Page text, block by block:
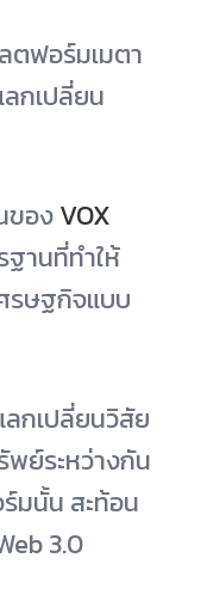
ตฟอร์มเมตา
กเปลี่ยน
ของVOX
ฐานที่ทำให้
รษฐกิจแบบ
ลกเปลี่ยนวิสัย
พย์ระหว่างกัน
มนั้น สะท้อน
3.0